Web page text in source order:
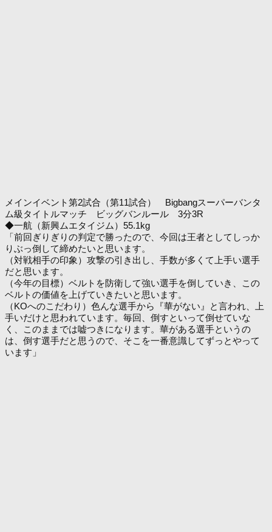
メインイベント第2試合（第11試合） Bigbangスーパーバンタ
ム級タイトルマッチ ビッグバンルール 3分3R
◆一航（新興ムエタイジム）55.1kg
「前回ぎりぎりの判定で勝ったので、今回は王者としてしっか
りぶっ倒して締めたいと思います。
（対戦相手の印象）攻撃の引き出し、手数が多くて上手い選手
だと思います。
（今年の目標）ベルトを防衛して強い選手を倒していき、この
ベルトの価値を上げていきたいと思います。
（KOへのこだわり）色んな選手から『華がない』と言われ、上
手いだけと思われています。毎回、倒すといって倒せていな
く、このままでは嘘つきになります。華がある選手というの
は、倒す選手だと思うので、そこを一番意識してずっとやって
います」